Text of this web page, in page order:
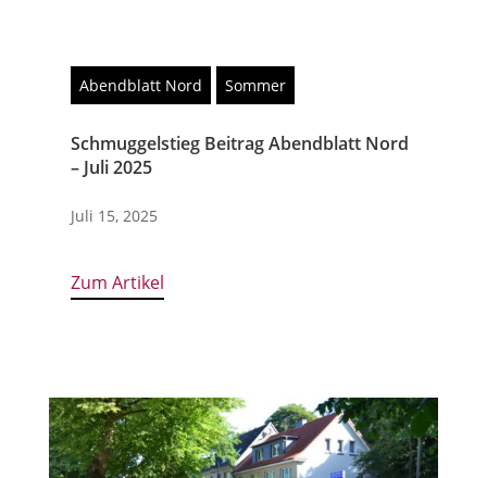
Abendblatt Nord Sommer
Schmuggelstieg Beitrag Abendblatt Nord
– Juli 2025
Juli 15, 2025
Zum Artikel